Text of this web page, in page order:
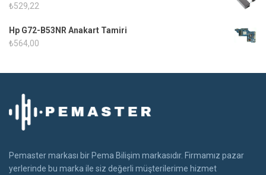
₺529,22
Hp G72-B53NR Anakart Tamiri
₺564,00
Pemaster markası bir Pema Bilişim markasıdır. Firmamız pazar
yerlerinde bu marka ile siz değerli müşterilerime hizmet